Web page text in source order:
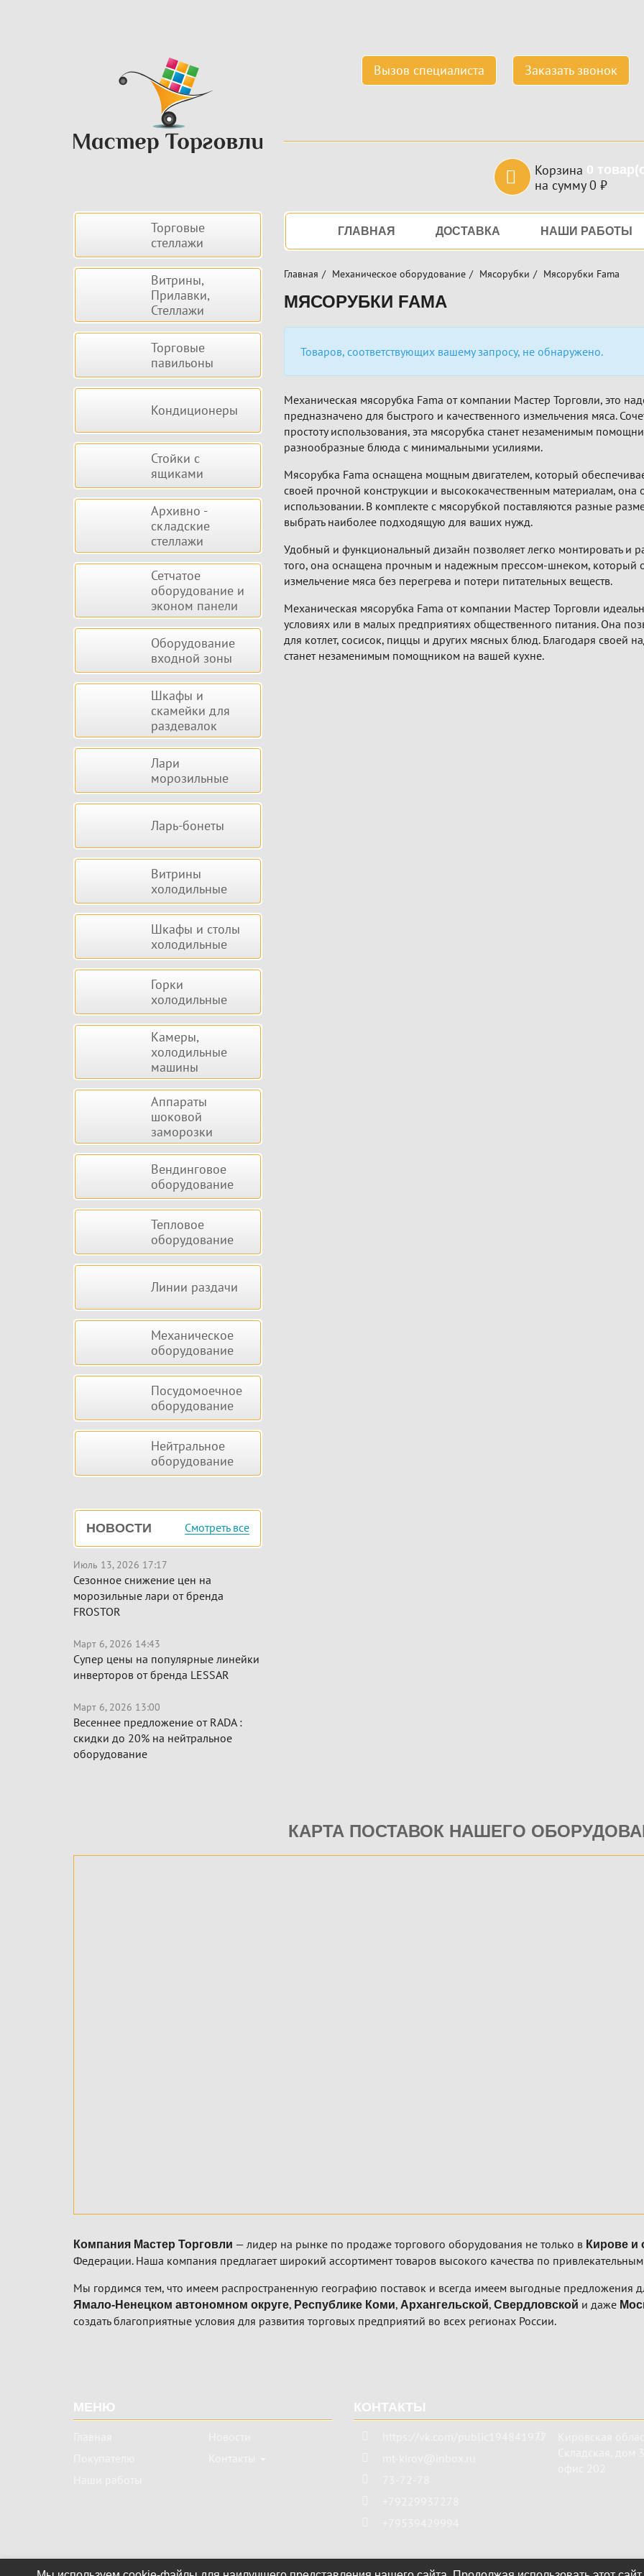
Вызов специалиста Заказать звонок
Корзина 0
на сумму0 ₽
НавигацияГЛАВНАЯ ДОСТАВКА НАШИ РАБОТЫ
Главная Механическое оборудование Мясорубки Мясорубки Fama
МЯСОРУБКИ FAMA
Товаров, соответствующих вашему запросу, не обнаружено.
Механическая мясорубка Fama от компании Мастер Торговли, это
предназначено для быстрого и качественного измельчения мяса.
простоту использования, эта мясорубка станет незаменимым
разнообразные блюда с минимальными усилиями.
Мясорубка Fama оснащена мощным двигателем, который
своей прочной конструкции и высококачественным материалам, она
использовании. В комплекте с мясорубкой поставляются разные
выбрать наиболее подходящую для ваших нужд.
Удобный и функциональный дизайн позволяет легко монтировать и
того, она оснащена прочным и надежным прессом-шнеком, который
измельчение мяса без перегрева и потери питательных веществ.
Механическая мясорубка Fama от компании Мастер Торговли
условиях или в малых предприятиях общественного питания. Она
для котлет, сосисок, пиццы и других мясных блюд. Благодаря своей
станет незаменимым помощником на вашей кухне.
Боковая Торговые
стеллажи
Витрины,
Прилавки,
Стеллажи
Торговые
павильоны
Кондиционеры
Стойки с
ящиками
Архивно -
складские
стеллажи
Сетчатое
оборудование и
эконом панели
Оборудование
входной зоны
Шкафы и
скамейки для
раздевалок
Лари
морозильные
Ларь-бонеты
Витрины
холодильные
Шкафы и столы
холодильные
Горки
холодильные
Камеры,
холодильные
машины
Аппараты
шоковой
заморозки
Вендинговое
оборудование
Тепловое
оборудование
Линии раздачи
Механическое
оборудование
Посудомоечное
оборудование
Нейтральное
оборудование
НОВОСТИ Смотреть все
Июль 13, 2026 17:17
Сезонное снижение цен на
морозильные лари от бренда
FROSTOR
Март 6, 2026 14:43
Супер цены на популярные линейки
инверторов от бренда LESSAR
Март 6, 2026 13:00
Весеннее предложение от RADA :
скидки до 20% на нейтральное
оборудование
КАРТА ПОСТАВОК НАШЕГО
Компания Мастер Торговли — лидер на рынке по продаже торгового оборудования не только в Кирове и
Федерации. Наша компания предлагает широкий ассортимент товаров высокого качества по
Мы гордимся тем, что имеем распространенную географию поставок и всегда имеем выгодные предложения
Ямало-Ненецком автономном округе, Республике Коми, Архангельской, Свердловской и даже
создать благоприятные условия для развития торговых предприятий во всех регионах России.
МЕНЮ КОНТАКТЫ